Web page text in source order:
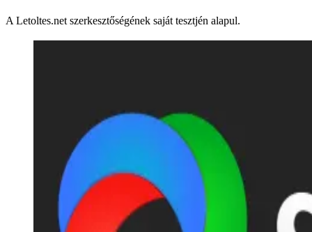
A Letoltes.net szerkesztőségének saját tesztjén alapul.